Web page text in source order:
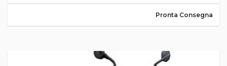
Pronta Consegna